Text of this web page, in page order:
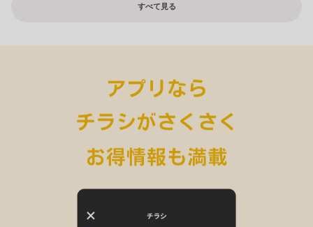
すべて見る